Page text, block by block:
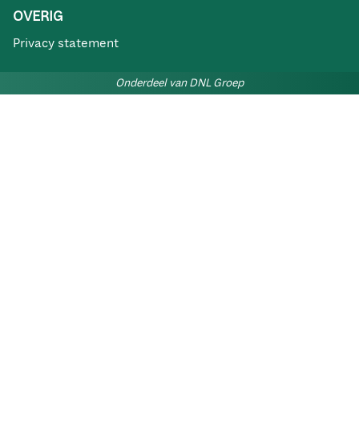
OVERIG
Privacy statement
Onderdeel van DNL Groep